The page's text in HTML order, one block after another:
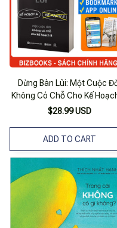
Dừng Bàn Lùi: Một Cuộc
Không Có Chỗ Cho Kế
$28.99 USD
ADD TO CART